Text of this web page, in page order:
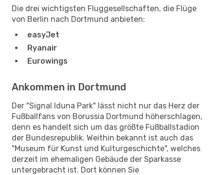
Die drei wichtigsten Fluggesellschaften, die Flüge
von Berlin nach Dortmund anbieten:
easyJet
Ryanair
Eurowings
Ankommen in Dortmund
Der "Signal Iduna Park" lässt nicht nur das Herz der
Fußballfans von Borussia Dortmund höherschlagen,
denn es handelt sich um das größte Fußballstadion
der Bundesrepublik. Weithin bekannt ist auch das
"Museum für Kunst und Kulturgeschichte", welches
derzeit im ehemaligen Gebäude der Sparkasse
untergebracht ist. Dort können Sie